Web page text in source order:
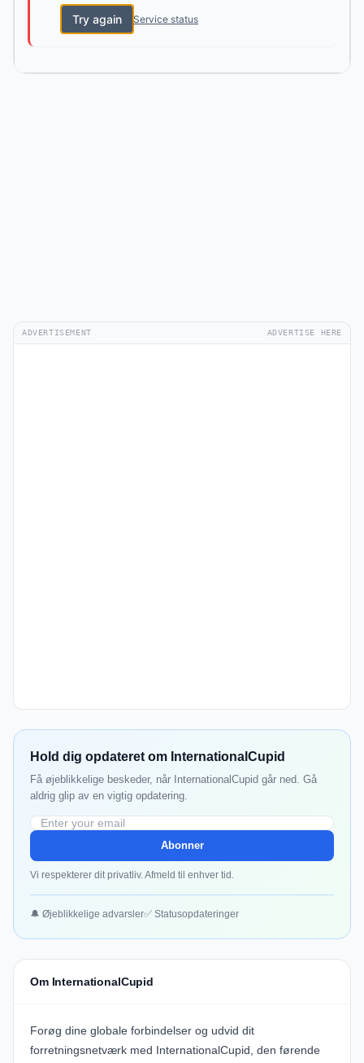
Try again Service status
ADVERTISEMENT ADVERTISE HERE
Hold dig opdateret om InternationalCupid
Få øjeblikkelige beskeder, når InternationalCupid går ned. Gå
aldrig glip av en vigtig opdatering.
Abonner
Vi respekterer dit privatliv. Afmeld til enhver tid.
🔔 Øjeblikkelige advarsler✅ Statusopdateringer
Om InternationalCupid
Forøg dine globale forbindelser og udvid dit
forretningsnetværk med InternationalCupid, den førende